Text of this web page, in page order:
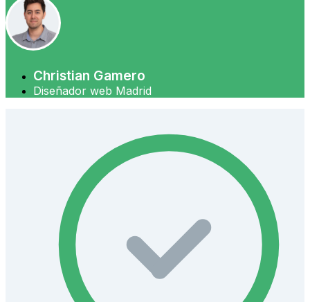
Christian Gamero
Diseñador web Madrid